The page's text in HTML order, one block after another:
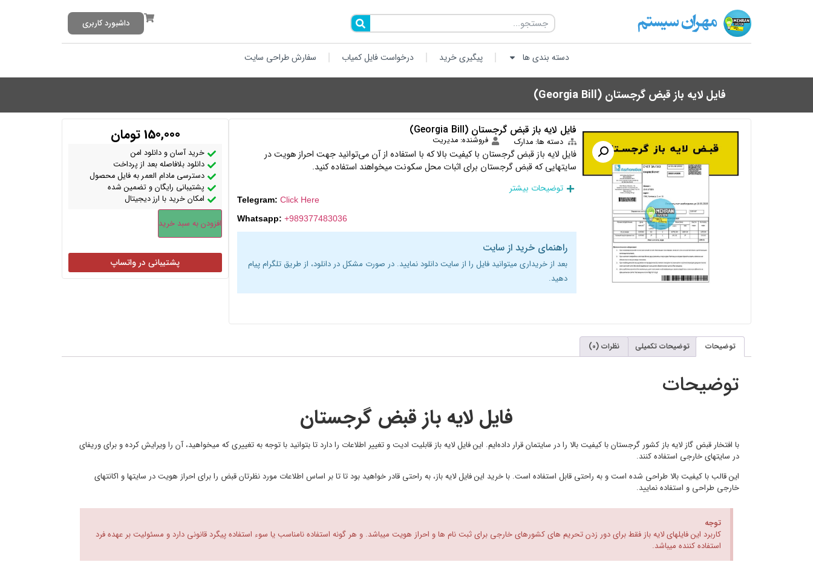
داشبورد کاربری
دسته بندی ها پیگیری خرید درخواست فایل کمیاب سفارش طراحی سایت
فایل لایه باز قبض گرجستان (Georgia Bill)
فایل لایه باز قبض گرجستان (Georgia Bill)
دسته ها: مدارک فروشنده: مدیریت
فایل لایه باز قبض گرجستان با کیفیت بالا که با استفاده از آن می‌توانید جهت احراز هویت در
سایتهایی که قبض گرجستان برای اثبات محل سکونت میخواهند استفاده کنید.
توضیحات بیشتر
Telegram: Click Here
Whatsapp: +989377483036
راهنمای خرید از سایت
بعد از خریداری میتوانید فایل را از سایت دانلود نمایید. در صورت مشکل در دانلود، از طریق تلگرام پیام
دهید.
150,000تومان
خرید آسان و دانلود امن
دانلود بلافاصله بعد از پرداخت
دسترسی مادام العمر به فایل محصول
پشتیبانی رایگان و تضمین شده
امکان خرید با ارز دیجیتال
افزودن به سبد خرید
پشتیبانی در واتساپ
توضیحات توضیحات تکمیلی نظرات (0)
توضیحات
فایل لایه باز قبض گرجستان
با افتخار قبض گاز لایه باز کشور گرجستان با کیفیت بالا را در سایتمان قرار داده‌ایم. این فایل لایه باز قابلیت ادیت و تغییر اطلاعات را دارد تا بتوانید با توجه به تغییری که میخواهید، آن را ویرایش کرده و برای وریفای
در سایتهای خارجی استفاده کنند.
این قالب با کیفیت بالا طراحی شده است و به راحتی قابل استفاده است. با خرید این فایل لایه باز، به راحتی قادر خواهید بود تا تا بر اساس اطلاعات مورد نظرتان قبض را برای احراز هویت در سایتها و اکانتهای
خارجی طراحی و استفاده نمایید.
توجه
کاربرد این فایلهای لایه باز فقط برای دور زدن تحریم های کشورهای خارجی برای ثبت نام ها و احراز هویت میباشد. و هر گونه استفاده نامناسب یا سوء استفاده پیگرد قانونی دارد و مسئولیت بر عهده فرد
استفاده کننده میباشد.